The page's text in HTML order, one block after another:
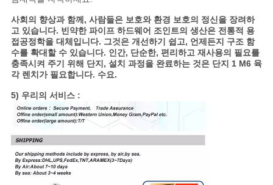
사회의 향상과 함께, 사람들은 보호와 환경 보호의 정신을 장려하
고 있습니다. 빈약한 파이프 하드웨어 조인트의 생산은 전통적 용
접공정학을 대체입니다. 그것은 개선하기 쉽고, 언제든지 구조 함
수를 확대할 수 있습니다. 인간, 단순한, 편리하고 재사용의 필요를
충족시켜 주기 위해 단지, 설치 과정을 완료하는 것은 단지 1 M6 육
각 렌치가 필요합니다. 수요.
5) 우리의 서비스 :